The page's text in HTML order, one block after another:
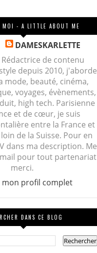
MOI - A LITTLE ABOUT ME
DAMESKARLETTE
Rédactrice de contenu
depuis 2010, j'aborde
mode, beauté, cinéma,
voyages, évènements,
high tech. Parisienne
et de cœur, je suis
entre la France et
de la Suisse. Pour en
dans ma description. Me
pour tout partenariat
merci.
mon profil complet
DANS CE BLOG